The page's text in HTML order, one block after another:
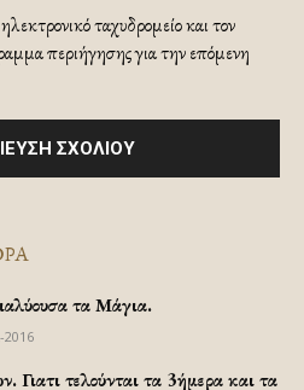
ταχυδρομείο και τον
περιήγησης για την επόμενη
τα Μάγια.
2016
Γιατι τελούνται τα 3ήμερα και τα